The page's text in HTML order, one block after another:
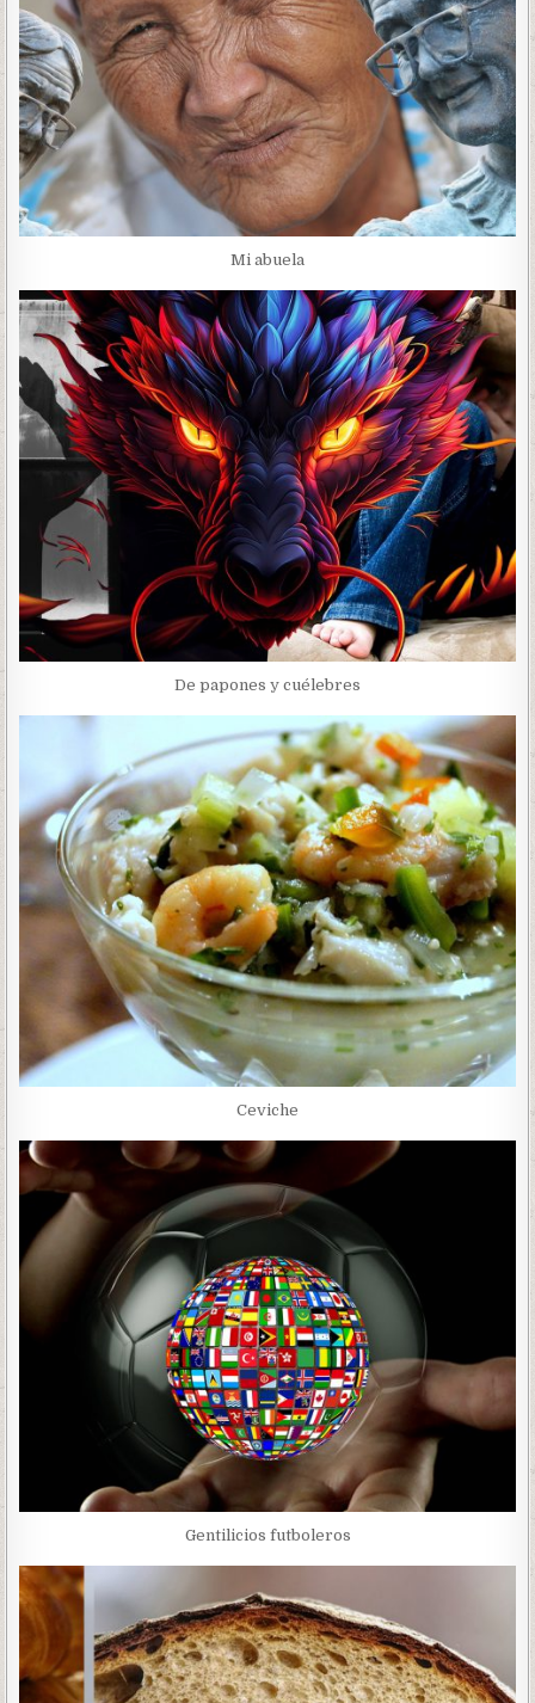
Mi abuela
De papones y cuélebres
Ceviche
Gentilicios futboleros